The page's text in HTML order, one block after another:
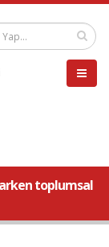
toplumsal